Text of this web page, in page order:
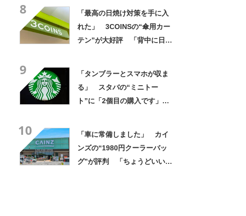
8
「最高の日焼け対策を手に入
れた」 3COINSの“傘用カー
テン”が大好評 「背中に日差
9
「タンブラーとスマホが収ま
る」 スタバの“ミニトー
ト”に「2個目の購入です」
10
「車に常備しました」 カイ
ンズの“1980円クーラーバッ
グ”が評判 「ちょうどいい大